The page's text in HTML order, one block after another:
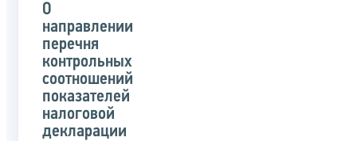
указанного
письма
О
направлении
перечня
контрольных
соотношений
показателей
налоговой
декларации